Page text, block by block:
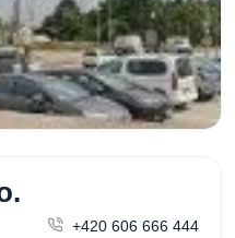
+420 606 666 444